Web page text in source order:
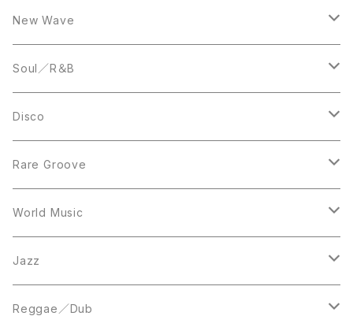
LP
12inch
LP
New Wave
12inch
LP
Soul／R＆B
LP
12inch
Disco
7inch
12inch
LP
Acetate Press
Rare Groove
12inch
LP
World Music
12inch
LP
Jazz
LP
Reggae／Dub